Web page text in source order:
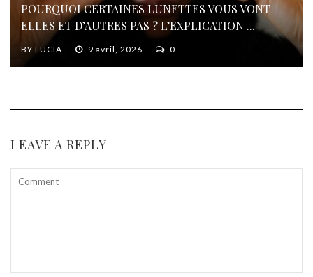
POURQUOI CERTAINES LUNETTES VOUS VONT-
ELLES ET D’AUTRES PAS ? L’EXPLICATION ...
BY LUCIA 9 avril, 2026 0
LEAVE A REPLY